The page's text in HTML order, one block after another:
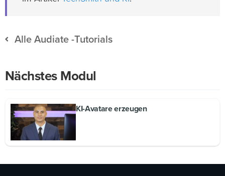
Alle Audiate -Tutorials
Nächstes Modul
KI-Avatare erzeugen